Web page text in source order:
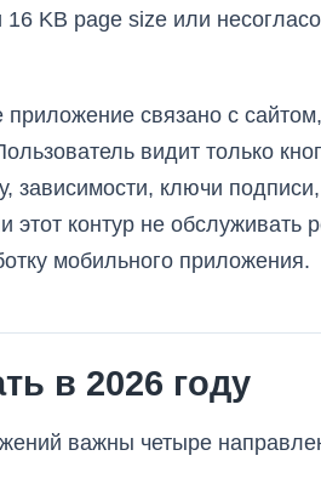
KB page size или
связано с
видит только
зависимости, ключи
контур не обслуживать
мобильного приложения.
в 2026 году
важны четыре